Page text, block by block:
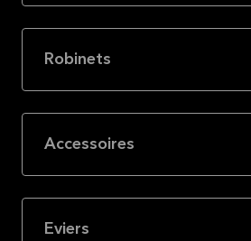
Robinets
Accessoires
Eviers